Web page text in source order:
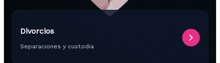
Divorcios
Separaciones y custodia